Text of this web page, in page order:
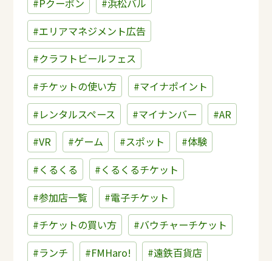
#Pクーポン
#浜松バル
#エリアマネジメント広告
#クラフトビールフェス
#チケットの使い方
#マイナポイント
#レンタルスペース
#マイナンバー
#AR
#VR
#ゲーム #スポット
#体験
#くるくる
#くるくるチケット
#参加店一覧
#電子チケット
#チケットの買い方
#バウチャーチケット
#ランチ
#FMHaro!
#遠鉄百貨店